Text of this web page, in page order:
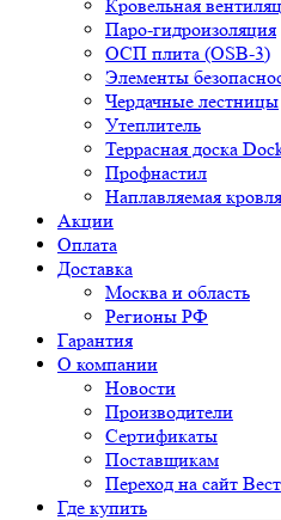
Кровельная
Паро-гидроизоляция
ОСП плита (OSB-3)
Элементы
Чердачные лестницы
Утеплитель
Террасная доска
Профнастил
Наплавляемая
Акции
Оплата
Доставка
Москва и область
Регионы РФ
Гарантия
О компании
Новости
Производители
Сертификаты
Поставщикам
Переход на сайт
Где купить